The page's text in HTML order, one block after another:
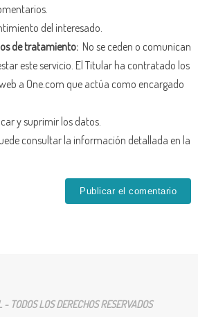
del interesado.
de tratamiento: No se ceden o comunican
este servicio. El Titular ha contratado los
a One.com que actúa como encargado
y suprimir los datos.
consultar la información detallada en la
- TODOS LOS DERECHOS RESERVADOS